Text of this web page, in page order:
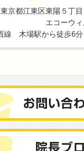
東京都江東区東陽５丁
エコーウ
線 木場駅から徒歩6